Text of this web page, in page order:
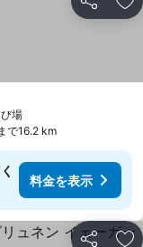
シェア お
場
で16.2 km
料金を表示